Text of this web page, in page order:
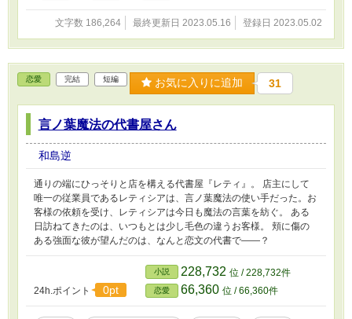
文字数 186,264 最終更新日 2023.05.16 登録日 2023.05.02
恋愛 完結 短編 お気に入りに追加 31
言ノ葉魔法の代書屋さん
和島逆
通りの端にひっそりと店を構える代書屋『レティ』。 店主にして
唯一の従業員であるレティシアは、言ノ葉魔法の使い手だった。お
客様の依頼を受け、レティシアは今日も魔法の言葉を紡ぐ。 ある
日訪ねてきたのは、いつもとは少し毛色の違うお客様。 頬に傷の
ある強面な彼が望んだのは、なんと恋文の代書で――？
24h.ポイント 0pt
小説 228,732 位 / 228,732件
恋愛 66,360 位 / 66,360件